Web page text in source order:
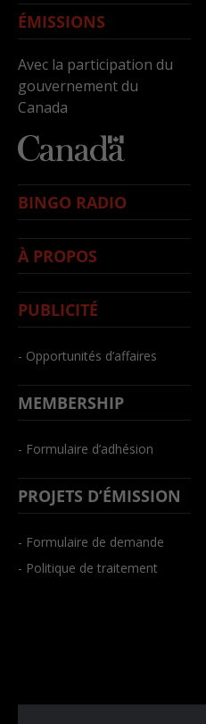
ÉMISSIONS
Avec la participation du
gouvernement du
Canada
BINGO RADIO
À PROPOS
PUBLICITÉ
- Opportunités d’affaires
MEMBERSHIP
- Formulaire d’adhésion
PROJETS D’ÉMISSION
- Formulaire de demande
- Politique de traitement